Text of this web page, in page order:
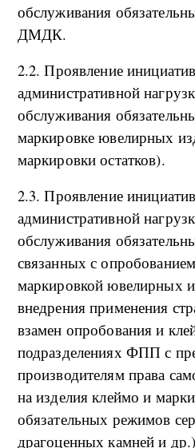
обслуживания
ДМДК.
2.2. Проявление
административной
обслуживания
маркировке ювелирных
маркировки остатков).
2.3. Проявление
административной
обслуживания
связанных с
маркировкой ювелирных
внедрения применения
взамен опробования и
подразделениях ФПП с
производителям права
на изделия клеймо и
обязательных режимов
драгоценных камней и